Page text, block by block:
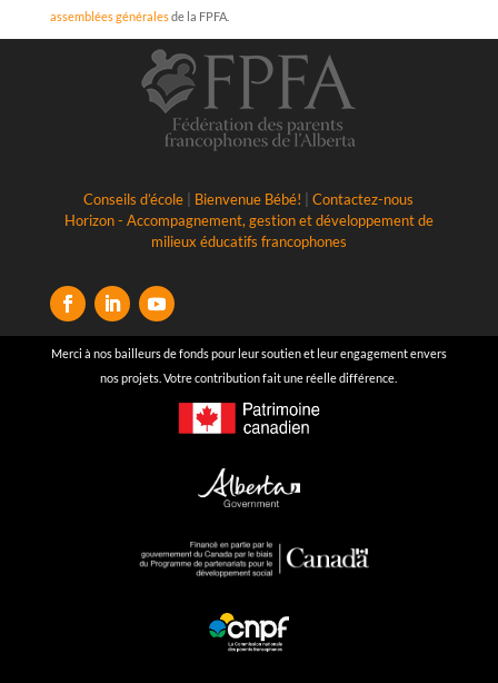
assemblées généralesde la FPFA.
Conseils d’école Bienvenue Bébé! |Contactez-nous
Horizon - Accompagnement, gestion et développement de
milieux éducatifs francophones
Merci à nos bailleurs de fonds pour leur soutien et leur engagement envers
nos projets. Votre contribution fait une réelle différence.